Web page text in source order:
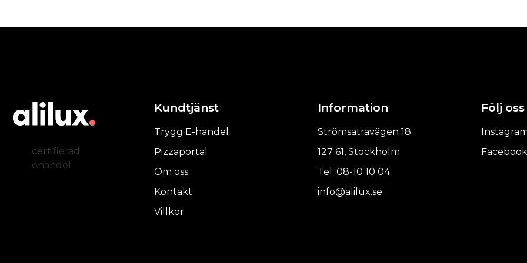
certifierad
ehandel
Kundtjänst
Trygg E-handel
Pizzaportal
Om oss
Kontakt
Villkor
Information
Strömsätravägen 18
127 61, Stockholm
Tel: 08-10 10 04
info@alilux.se
Följ oss
Facebook